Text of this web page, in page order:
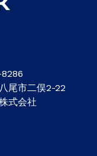
尾市二俣2-22
式会社